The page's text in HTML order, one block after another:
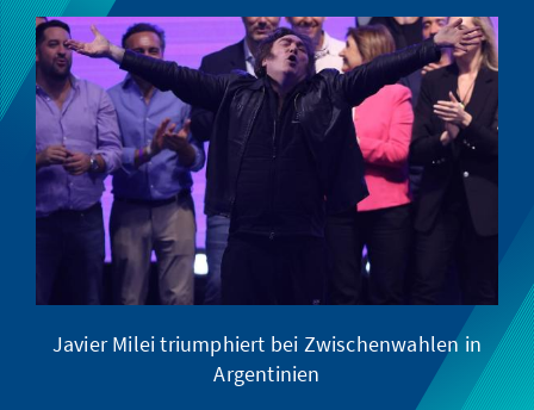
Javier Milei triumphiert bei Zwischenwahlen in
Argentinien